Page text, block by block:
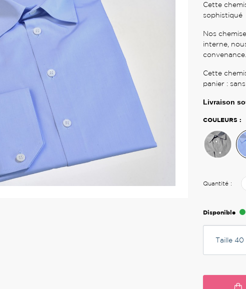
Cette
sophistiqué
Nos
interne,
convenance.
Cette
panier :
Livraison
COULEURS :
Quantité :
Disponible